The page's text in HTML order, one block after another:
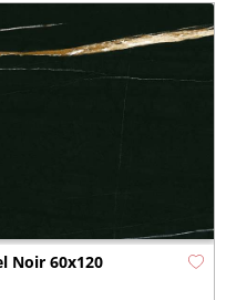
Noir 60x120